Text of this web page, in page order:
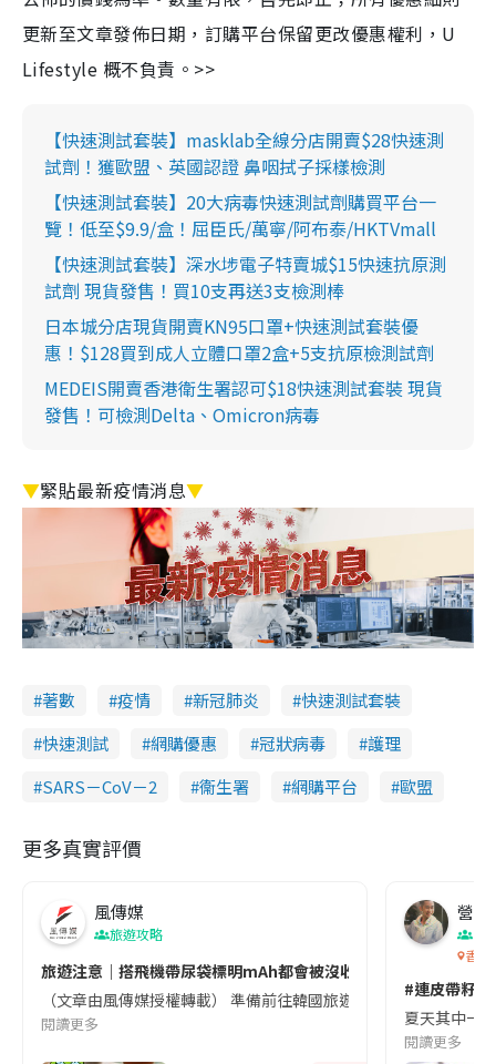
更新至文章發佈日期，訂購平台保留更改優惠權利，U
Lifestyle 概不負責。>>
【快速測試套裝】masklab全線分店開賣$28快速測
試劑！獲歐盟、英國認證 鼻咽拭子採樣檢測
【快速測試套裝】20大病毒快速測試劑購買平台一
覽！低至$9.9/盒！屈臣氏/萬寧/阿布泰/HKTVmall
【快速測試套裝】深水埗電子特賣城$15快速抗原測
試劑 現貨發售！買10支再送3支檢測棒
日本城分店現貨開賣KN95口罩+快速測試套裝優
惠！$128買到成人立體口罩2盒+5支抗原檢測試劑
MEDEIS開賣香港衛生署認可$18快速測試套裝 現貨
發售！可檢測Delta、Omicron病毒
▼緊貼最新疫情消息▼
著數 疫情 新冠肺炎
快速測試套裝
快速測試
網購優惠 冠狀病毒
護理
SARS－CoV－2
衞生署 網購平台 歐盟
更多真實評價
風傳媒
旅遊攻略
旅遊注意｜搭飛機帶尿袋標明mAh都會被沒收😱出發前切記檢查
（文章由風傳媒授權轉載） 準備前往韓國旅遊的民眾，近期要
閱讀更多
營養
香港
#連皮帶籽
夏天其中一
閱讀更多